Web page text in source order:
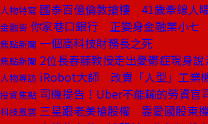
人物特寫 國泰百億倫敦搶樓 41歲牽線人
金融街 你家巷口銀行 正變身金融業小七
焦點新聞 一個高科技財務長之死
焦點新聞 2位長春藤教授走出憂鬱症現身說
人物專訪 iRobot大師 改賣「人型」工業
投資焦點 司機提告！Uber不能輸的勞資官
科技風雲 三星跟老美搶股權 靠愛國股東